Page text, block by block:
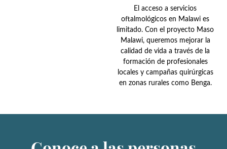
El acceso a servicios
oftalmológicos en Malawi es
limitado. Con el proyecto Maso
Malawi, queremos mejorar la
calidad de vida a través de la
formación de profesionales
locales y campañas quirúrgicas
en zonas rurales como Benga.